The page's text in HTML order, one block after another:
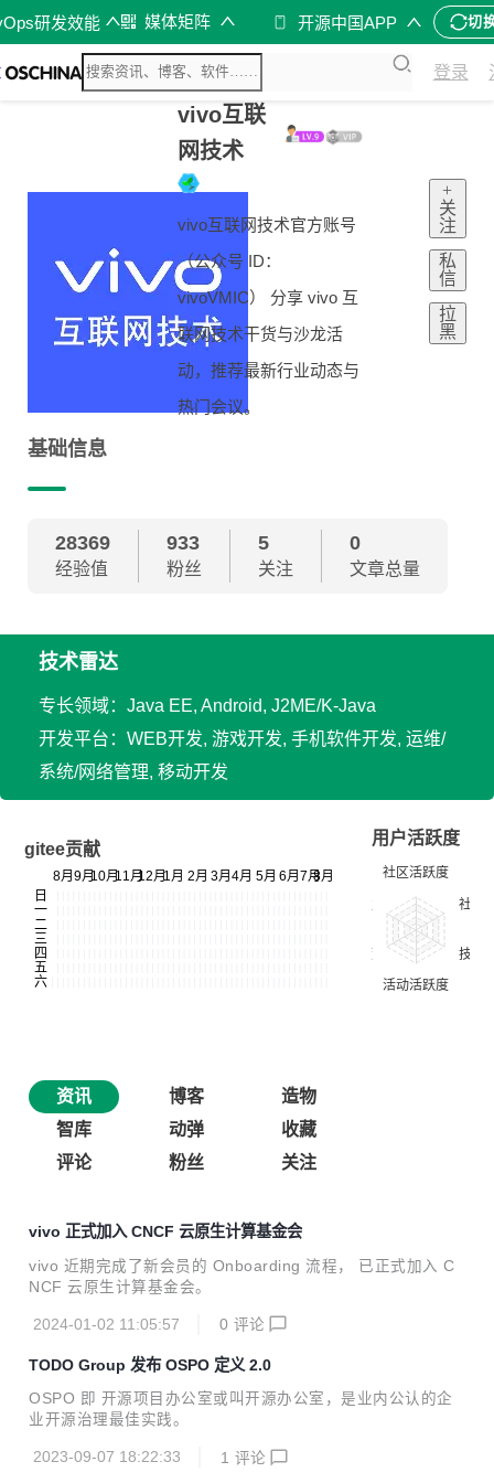
研发效能 媒体矩阵 开源中国APP 切
登录
vivo互联
网技术
vivo互联网技术官方账号
（公众号 ID：
vivoVMIC） 分享 vivo 互
联网技术干货与沙龙活
动，推荐最新行业动态与
热门会议。
+
关
注
私
信
拉
黑
基础信息
28369
经验值
933
粉丝
5
关注
0
文章总量
技术雷达
专长领域：Java EE, Android, J2ME/K-Java
开发平台：WEB开发, 游戏开发, 手机软件开发, 运维/
系统/网络管理, 移动开发
gitee贡献
用户活跃度
资讯 博客
造物
智库
动弹
收藏
评论
粉丝 关注
vivo 正式加入 CNCF 云原生计算基金会
vivo 近期完成了新会员的 Onboarding 流程， 已正式加入 C
NCF 云原生计算基金会。
2024-01-02 11:05:57 0 评论
TODO Group 发布 OSPO 定义 2.0
OSPO 即 开源项目办公室或叫开源办公室，是业内公认的企
业开源治理最佳实践。
2023-09-07 18:22:33 1 评论